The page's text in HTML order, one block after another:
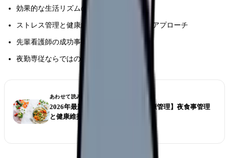
効果的な生活リズムの作り方と維持のコツ
ストレス管理と健康維持のための実践的なアプローチ
先輩看護師の成功事例と具体的な実践例
夜勤専従ならではの課題への対処法
あわせて読みたい
2026年最新【看護師の夜勤食と健康管理】夜食事管理
と健康維持法を解説